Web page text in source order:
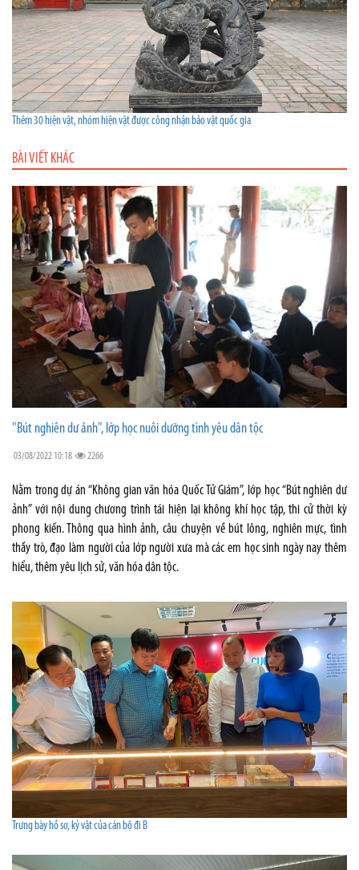
Thêm 30 hiện vật, nhóm hiện vật được công nhận bảo vật quốc gia
BÀI VIẾT KHÁC
"Bút nghiên dư ảnh", lớp học nuôi dưỡng tình yêu dân tộc
03/08/2022 10:18 2266
Nằm trong dự án “Không gian văn hóa Quốc Tử Giám”, lớp học “Bút nghiên dư
ảnh” với nội dung chương trình tái hiện lại không khí học tập, thi cử thời kỳ
phong kiến. Thông qua hình ảnh, câu chuyện về bút lông, nghiên mực, tình
thầy trò, đạo làm người của lớp người xưa mà các em học sinh ngày nay thêm
hiểu, thêm yêu lịch sử, văn hóa dân tộc.
Trưng bày hồ sơ, kỷ vật của cán bộ đi B